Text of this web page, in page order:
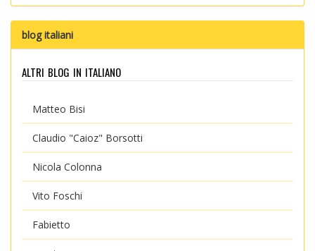
blog italiani
altri blog in italiano
Matteo Bisi
Claudio "Caioz" Borsotti
Nicola Colonna
Vito Foschi
Fabietto